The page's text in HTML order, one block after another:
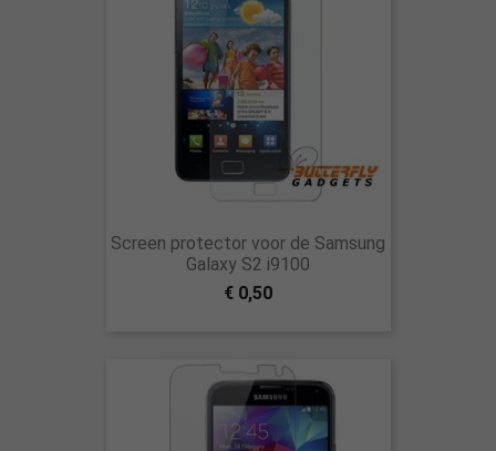
Screen protector voor de Samsung
Galaxy S2 i9100
€ 0,50